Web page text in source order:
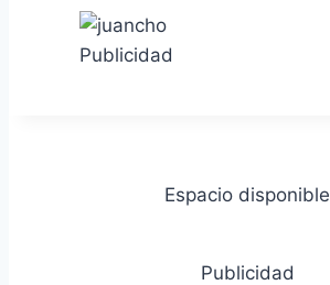
Publicidad
Espacio disponible
Publicidad